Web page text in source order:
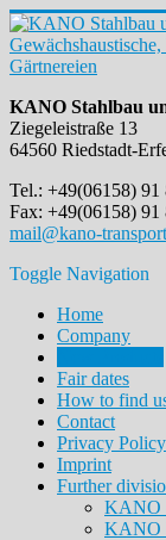
KANO Stahlbau
Ziegeleistraße 13
64560 Riedstadt-
Tel.: +49(06158) 91
Fax: +49(06158) 91
mail@kano-
Toggle Navigation
Home
Company
Fair dates
How to find
Contact
Privacy Policy
Imprint
Further
KANO
KANO